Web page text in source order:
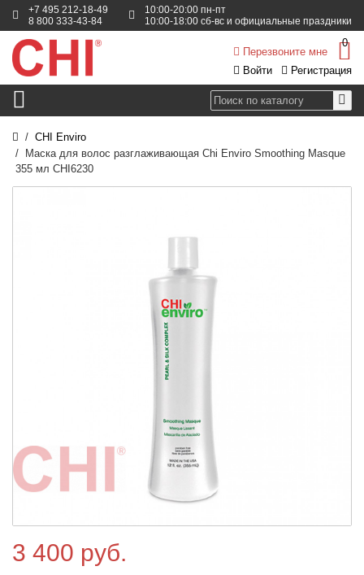
+7 495 212-18-49
8 800 333-43-84
10:00-20:00 пн-пт
10:00-18:00 сб-вс и официальные праздники
Войти Регистрация
Перезвоните мне
0
CHI Enviro
Маска для волос разглаживающая Chi Enviro Smoothing Masque
355 мл CHI6230
3 400 руб.